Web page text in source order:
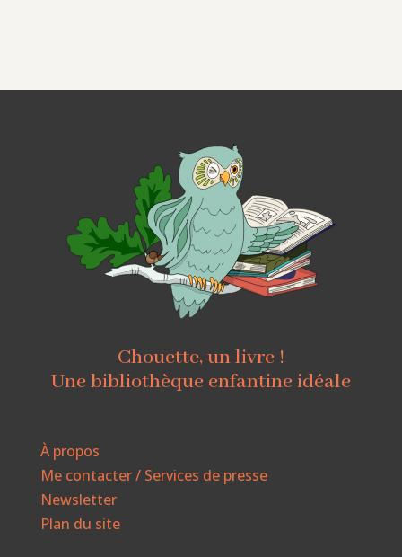
Chouette, un livre !
Une bibliothèque enfantine idéale
À propos
Me contacter / Services de presse
Newsletter
Plan du site